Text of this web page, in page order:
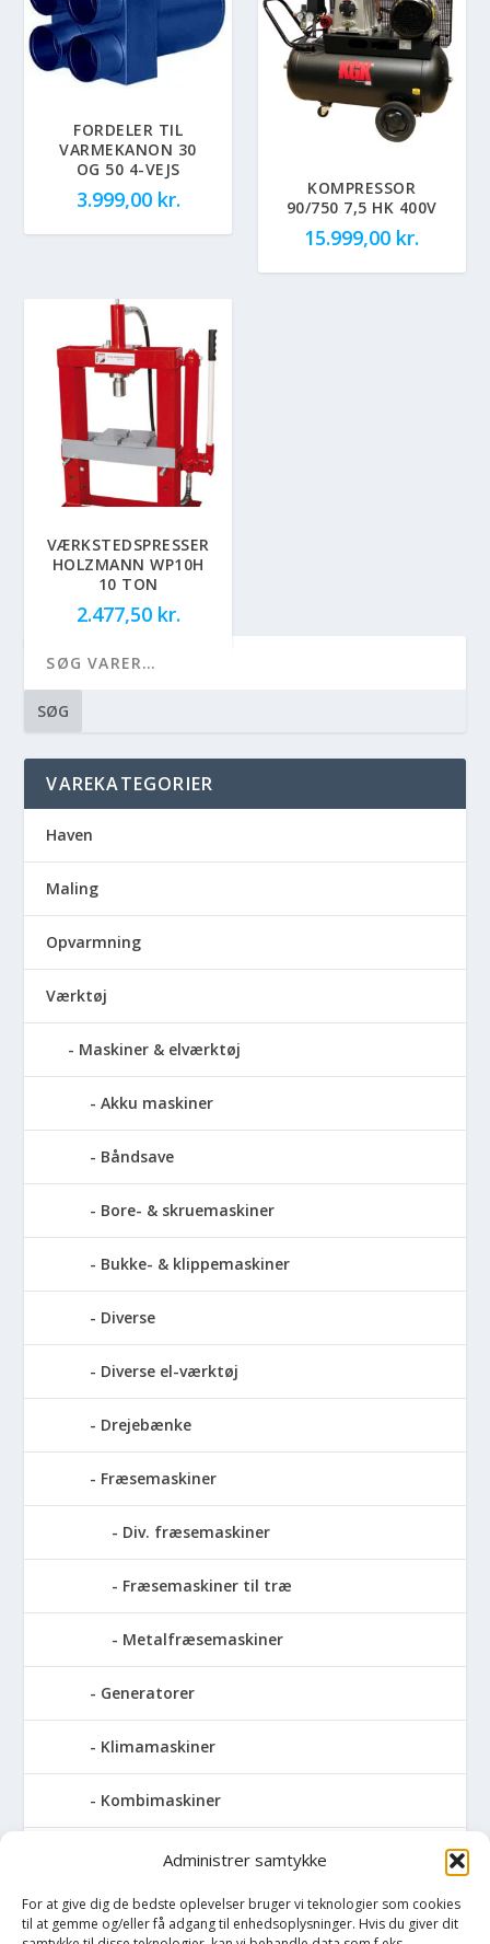
Administrer samtykke
For at give dig de bedste oplevelser bruger vi teknologier som cookies
til at gemme og/eller få adgang til enhedsoplysninger. Hvis du giver dit
FORDELER TIL
VARMEKANON 30
OG 50 4-VEJS
3.999,00 kr.
KOMPRESSOR
90/750 7,5 HK 400V
15.999,00 kr.
VÆRKSTEDSPRESSER
HOLZMANN WP10H
10 TON
2.477,50 kr.
SØG
VAREKATEGORIER
Haven
Maling
Opvarmning
Værktøj
Maskiner & elværktøj
Akku maskiner
Båndsave
Bore- & skruemaskiner
Bukke- & klippemaskiner
Diverse
Diverse el-værktøj
Drejebænke
Fræsemaskiner
Div. fræsemaskiner
Fræsemaskiner til træ
Metalfræsemaskiner
Generatorer
Klimamaskiner
Kombimaskiner
Kompressor
Pressemaskiner